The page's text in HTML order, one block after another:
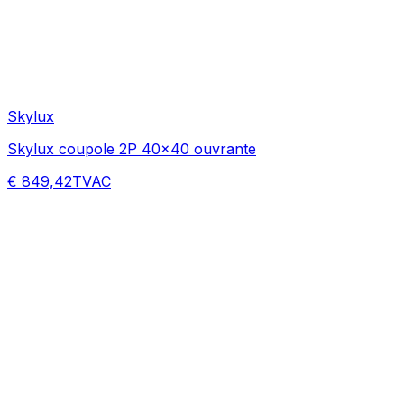
Skylux
Skylux coupole 2P 40x40 ouvrante
€ 849,42TVAC